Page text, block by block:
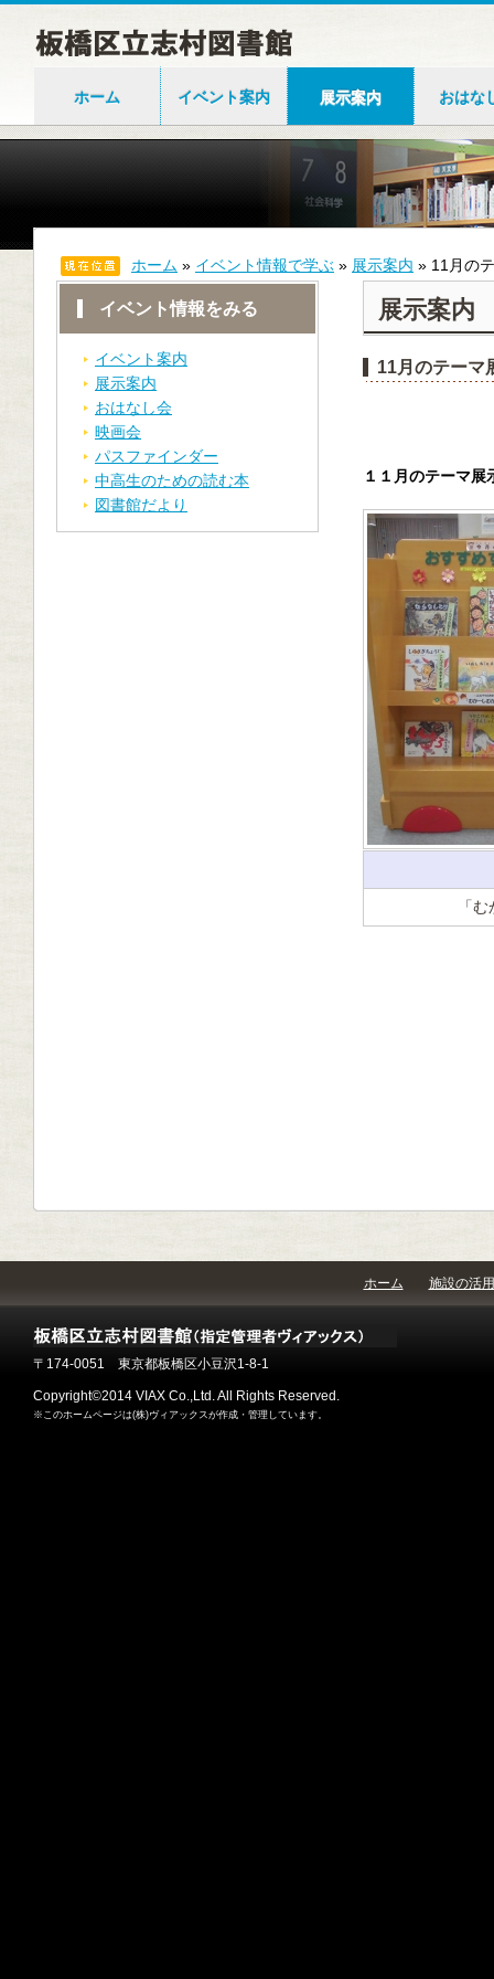
ホーム イベント案内 展示案内 おはな
ホーム » イベント情報で学ぶ » 展示案内 » 11月の
イベント情報をみる
イベント案内
展示案内
おはなし会
映画会
パスファインダー
中高生のための読む本
図書館だより
展示案内
11月のテーマ
１１月のテーマ展
「
ホーム 施設の活用
〒174-0051 東京都板橋区小豆沢1-8-1
Copyright©2014 VIAX Co.,Ltd. All Rights Reserved.
※このホームページは(株)ヴィアックスが作成・管理しています。